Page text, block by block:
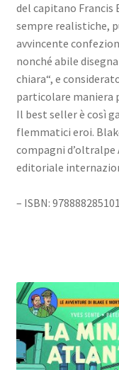
del capitano
sempre realistiche,
avvincente
nonché abile
chiara“, e
particolare maniera
Il best seller è così
flemmatici eroi.
compagni
editoriale
– ISBN: